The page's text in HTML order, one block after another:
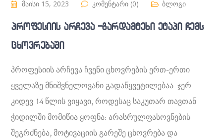
მაისი 15, 2023 კომენტარი (0) ბლოგი
პროფესიის არჩევა -გარდამტეხი ეტაპი ჩემს
ცხოვრებაში
პროფესიის არჩევა ჩვენი ცხოვრების ერთ-ერთი
ყველაზე მნიშვნელოვანი გადაწყვეტილებაა. ჯერ
კიდევ 14 წლის ვიყავი, როდესაც საკუთარ თავთან
ჭიდილში მომიწია ყოფნა: არასრულფასოვნების
შეგრძნება, მოტივაციის გარეშე ცხოვრება და